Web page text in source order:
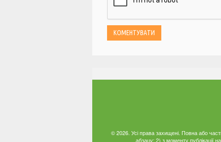
© 2026. Усі права захищені. Повна або
абзацу; 2) з моменту публікації